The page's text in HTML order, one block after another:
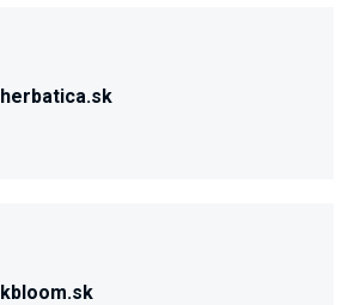
herbatica.sk
kbloom.sk